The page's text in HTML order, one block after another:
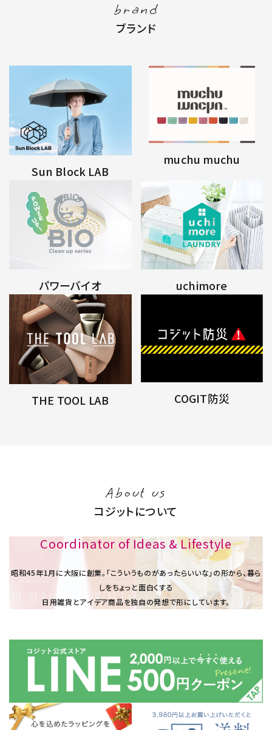
brand
ブランド
Sun Block LAB
muchu muchu
パワーバイオ uchimore
THE TOOL LAB COGIT防災
About us
コジットについて
Coordinator of Ideas & Lifestyle
昭和45年1⽉に大阪に創業。「こういうものがあったらいいな」の形から、暮ら
しをちょっと面白くする
日用雑貨とアイデア商品を独自の発想で形にしています。